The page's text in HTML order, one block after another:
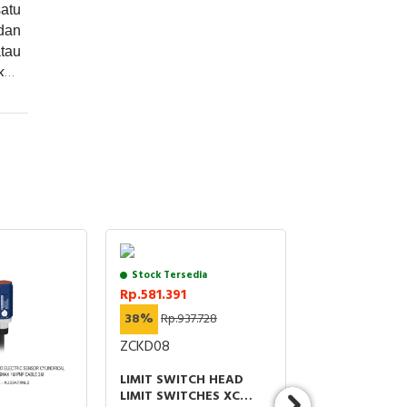
Stock Tersedia
Rp.581.391
38% Rp.937.728
ZCKD08
LIMIT SWITCH HEAD
LIMIT SWITCHES XC